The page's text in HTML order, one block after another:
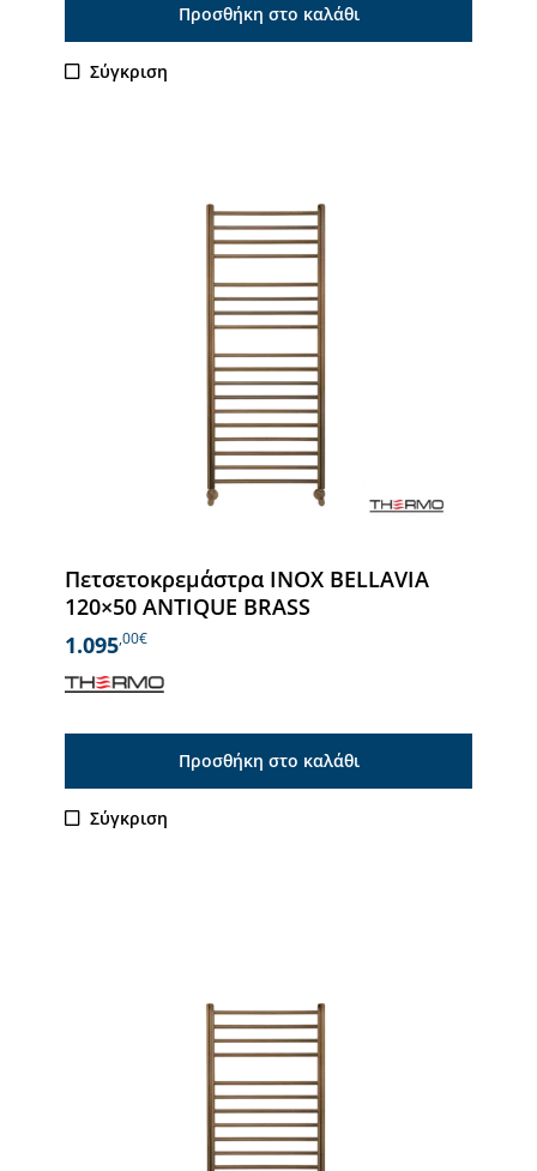
Προσθήκη στο καλάθι
Σύγκριση
Πετσετοκρεμάστρα INOX BELLAVIA
120×50 ANTIQUE BRASS
1.095,00€
Προσθήκη στο καλάθι
Σύγκριση